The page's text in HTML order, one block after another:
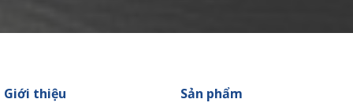
Giới thiệu
Sản phẩm